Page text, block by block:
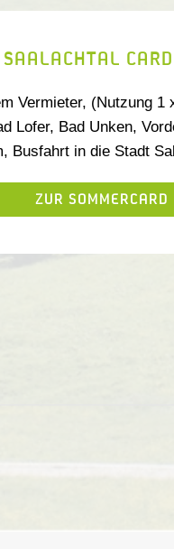
SAALACHTAL
Vermieter, (Nutzung 1
Lofer, Bad Unken,
Busfahrt in die Stadt
ZUR SOMMERCARD